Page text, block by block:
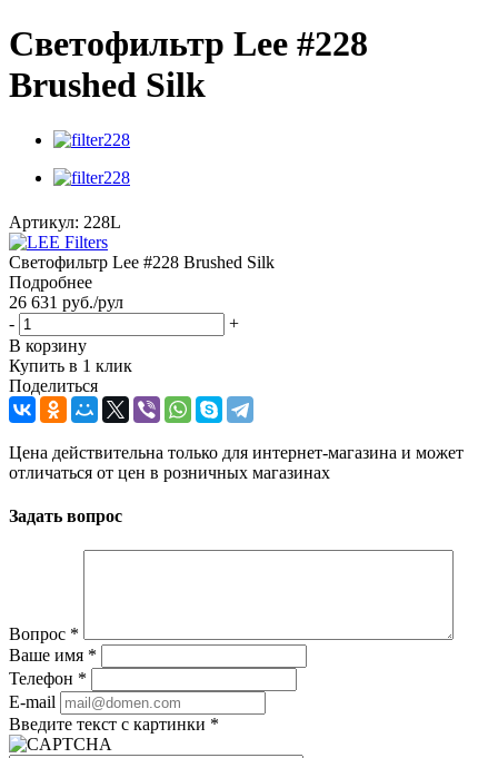
Светофильтр Lee #228
Brushed Silk
Артикул: 228L
Светофильтр Lee #228 Brushed Silk
Подробнее
26 631 руб./рул
-
+
В корзину
Купить в 1 клик
Поделиться
Цена действительна только для интернет-магазина и может
отличаться от цен в розничных магазинах
Задать вопрос
Вопрос *
Ваше имя *
Телефон *
E-mail
Введите текст с картинки *